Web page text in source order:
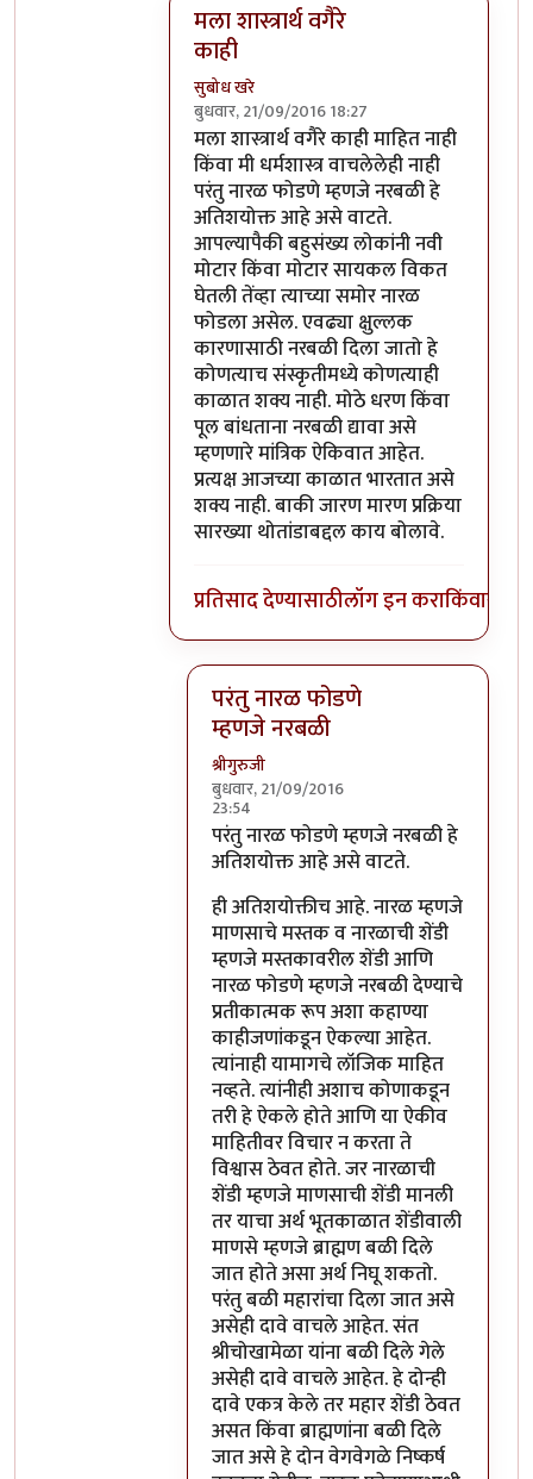
मला शास्त्रार्थ वगैरे
काही
सुबोध खरे
बुधवार, 21/09/2016 18:27
In reply toआत्मबंधवाल्यानी `कोहळा म्हणजे
मला शास्त्रार्थ वगैरे काही माहित नाही
किंवा मी धर्मशास्त्र वाचलेलेही नाही
परंतु नारळ फोडणे म्हणजे नरबळी हे
अतिशयोक्त आहे असे वाटते.
आपल्यापैकी बहुसंख्य लोकांनी नवी
मोटार किंवा मोटार सायकल विकत
घेतली तेंव्हा त्याच्या समोर नारळ
फोडला असेल. एवढ्या क्षुल्लक
कारणासाठी नरबळी दिला जातो हे
कोणत्याच संस्कृतीमध्ये कोणत्याही
काळात शक्य नाही. मोठे धरण किंवा
पूल बांधताना नरबळी द्यावा असे
म्हणणारे मांत्रिक ऐकिवात आहेत.
प्रत्यक्ष आजच्या काळात भारतात असे
शक्य नाही. बाकी जारण मारण प्रक्रिया
सारख्या थोतांडाबद्दल काय बोलावे.
प्रतिसाद देण्यासाठीलॉग इन कराकिंवा
परंतु नारळ फोडणे
म्हणजे नरबळी
श्रीगुरुजी
बुधवार, 21/09/2016
23:54
In reply toमला शास्त्रार्थ वगैरे काही
परंतु नारळ फोडणे म्हणजे नरबळी हे
अतिशयोक्त आहे असे वाटते.
ही अतिशयोक्तीच आहे. नारळ म्हणजे
माणसाचे मस्तक व नारळाची शेंडी
म्हणजे मस्तकावरील शेंडी आणि
नारळ फोडणे म्हणजे नरबळी देण्याचे
प्रतीकात्मक रूप अशा कहाण्या
काहीजणांकडून ऐकल्या आहेत.
त्यांनाही यामागचे लॉजिक माहित
नव्हते. त्यांनीही अशाच कोणाकडून
तरी हे ऐकले होते आणि या ऐकीव
माहितीवर विचार न करता ते
विश्वास ठेवत होते. जर नारळाची
शेंडी म्हणजे माणसाची शेंडी मानली
तर याचा अर्थ भूतकाळात शेंडीवाली
माणसे म्हणजे ब्राह्मण बळी दिले
जात होते असा अर्थ निघू शकतो.
परंतु बळी महारांचा दिला जात असे
असेही दावे वाचले आहेत. संत
श्रीचोखामेळा यांना बळी दिले गेले
असेही दावे वाचले आहेत. हे दोन्ही
दावे एकत्र केले तर महार शेंडी ठेवत
असत किंवा ब्राह्मणांना बळी दिले
जात असे हे दोन वेगवेगळे निष्कर्ष